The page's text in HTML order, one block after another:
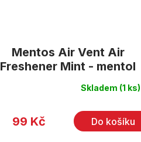
Mentos Air Vent Air
Freshener Mint - mentol
Skladem (1 ks)
99 Kč Do košíku